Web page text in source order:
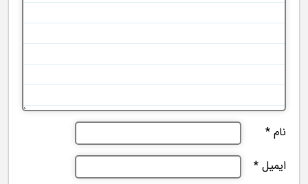
نام *
ایمیل *